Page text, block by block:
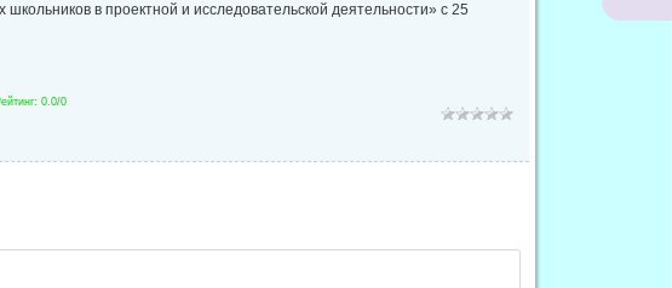
в проектной и исследовательской деятельности» с 25
: 0.0/0